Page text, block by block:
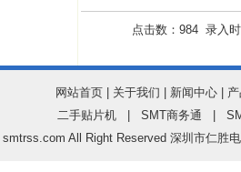
点击数：984 录入
网站首页| 关于我们 新闻中心|
二手贴片机| SMT商务通
smtrss.com All Right Reserved 深圳市仁胜